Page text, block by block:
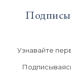
Узнавайте